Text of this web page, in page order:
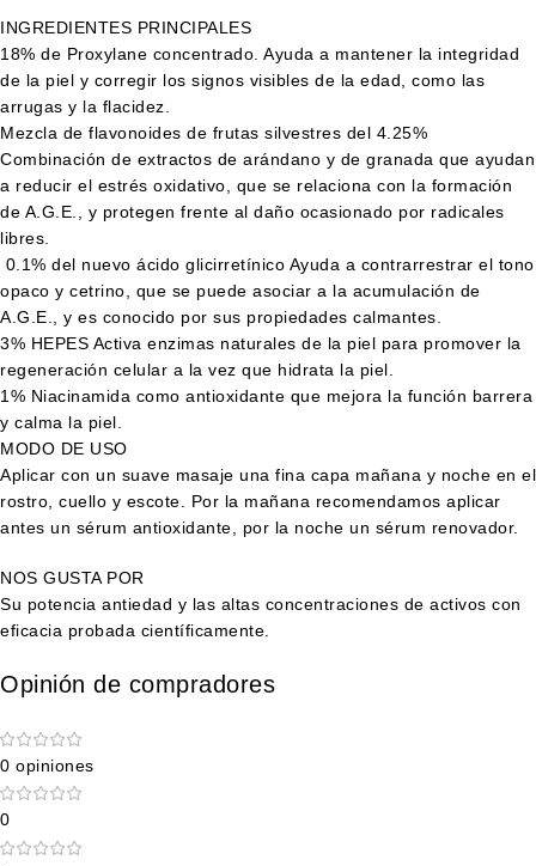
INGREDIENTES PRINCIPALES
18% de Proxylane concentrado. Ayuda a mantener la integridad
de la piel y corregir los signos visibles de la edad, como las
arrugas y la flacidez.
Mezcla de flavonoides de frutas silvestres del 4.25%
Combinación de extractos de arándano y de granada que ayudan
a reducir el estrés oxidativo, que se relaciona con la formación
de A.G.E., y protegen frente al daño ocasionado por radicales
libres.
0.1% del nuevo ácido glicirretínico Ayuda a contrarrestrar el tono
opaco y cetrino, que se puede asociar a la acumulación de
A.G.E., y es conocido por sus propiedades calmantes.
3% HEPES Activa enzimas naturales de la piel para promover la
regeneración celular a la vez que hidrata la piel.
1% Niacinamida como antioxidante que mejora la función barrera
y calma la piel.
MODO DE USO
Aplicar con un suave masaje una fina capa mañana y noche en el
rostro, cuello y escote. Por la mañana recomendamos aplicar
antes un sérum antioxidante, por la noche un sérum renovador.
NOS GUSTA POR
Su potencia antiedad y las altas concentraciones de activos con
eficacia probada científicamente.
Opinión de compradores
0 opiniones
0